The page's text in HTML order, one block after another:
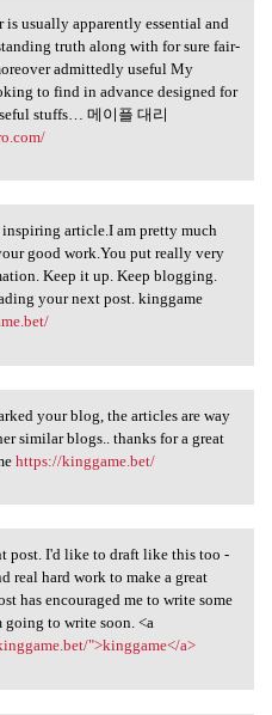
is usually
is usually apparently essential and
truth along with for sure fair-
admittedly useful My
to find in advance designed for
stuffs… 메이플 대리
inspiring
inspiring article.I am pretty much
good work.You put really very
Keep it up. Keep blogging.
your next post. kinggame
your blog,
your blog, the articles are way
similar blogs.. thanks for a great
https://kinggame.bet/
post. I'd like
post. I'd like to draft like this too -
real hard work to make a great
has encouraged me to write some
going to write soon. <a
">kinggame</a>